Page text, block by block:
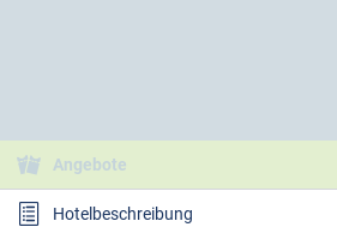
Angebote
Hotelbeschreibung